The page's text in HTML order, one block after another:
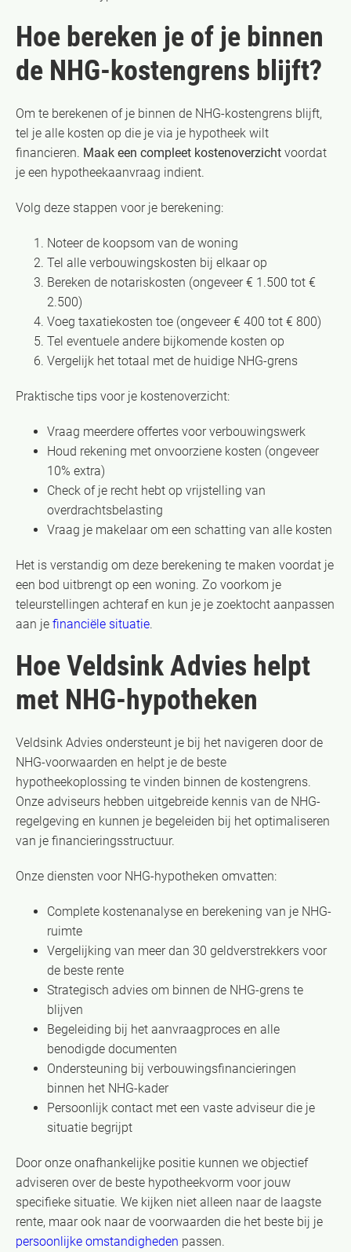
Hoe bereken je of je binnen
de NHG-kostengrens blijft?
Om te berekenen of je binnen de NHG-kostengrens blijft,
tel je alle kosten op die je via je hypotheek wilt
financieren. Maak een compleet kostenoverzicht voordat
je een hypotheekaanvraag indient.
Volg deze stappen voor je berekening:
Noteer de koopsom van de woning
Tel alle verbouwingskosten bij elkaar op
Bereken de notariskosten (ongeveer € 1.500 tot €
2.500)
Voeg taxatiekosten toe (ongeveer € 400 tot € 800)
Tel eventuele andere bijkomende kosten op
Vergelijk het totaal met de huidige NHG-grens
Praktische tips voor je kostenoverzicht:
Vraag meerdere offertes voor verbouwingswerk
Houd rekening met onvoorziene kosten (ongeveer
10% extra)
Check of je recht hebt op vrijstelling van
overdrachtsbelasting
Vraag je makelaar om een schatting van alle kosten
Het is verstandig om deze berekening te maken voordat je
een bod uitbrengt op een woning. Zo voorkom je
teleurstellingen achteraf en kun je je zoektocht aanpassen
aan je financiële situatie.
Hoe Veldsink Advies helpt
met NHG-hypotheken
Veldsink Advies ondersteunt je bij het navigeren door de
NHG-voorwaarden en helpt je de beste
hypotheekoplossing te vinden binnen de kostengrens.
Onze adviseurs hebben uitgebreide kennis van de NHG-
regelgeving en kunnen je begeleiden bij het optimaliseren
van je financieringsstructuur.
Onze diensten voor NHG-hypotheken omvatten:
Complete kostenanalyse en berekening van je NHG-
ruimte
Vergelijking van meer dan 30 geldverstrekkers voor
de beste rente
Strategisch advies om binnen de NHG-grens te
blijven
Begeleiding bij het aanvraagproces en alle
benodigde documenten
Ondersteuning bij verbouwingsfinancieringen
binnen het NHG-kader
Persoonlijk contact met een vaste adviseur die je
situatie begrijpt
Door onze onafhankelijke positie kunnen we objectief
adviseren over de beste hypotheekvorm voor jouw
specifieke situatie. We kijken niet alleen naar de laagste
rente, maar ook naar de voorwaarden die het beste bij je
persoonlijke omstandigheden passen.